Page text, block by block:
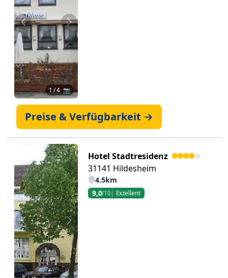
Zurück Weiter
1 / 4 📷
Preise & Verfügbarkeit →
Zurück Weiter
Hotel Stadtresidenz
31141 Hildesheim
4.5km
9,0/10 Exzellent